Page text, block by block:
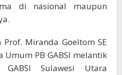
di nasional maupun
Miranda Goeltom SE
Umum PB GABSI melantik
GABSI Sulawesi Utara